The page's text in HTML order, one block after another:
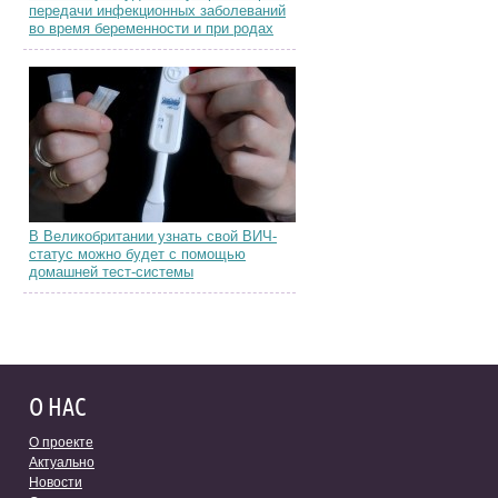
передачи инфекционных заболеваний
во время беременности и при родах
В Великобритании узнать свой ВИЧ-
статус можно будет с помощью
домашней тест-системы
О НАС
О проекте
Актуально
Новости